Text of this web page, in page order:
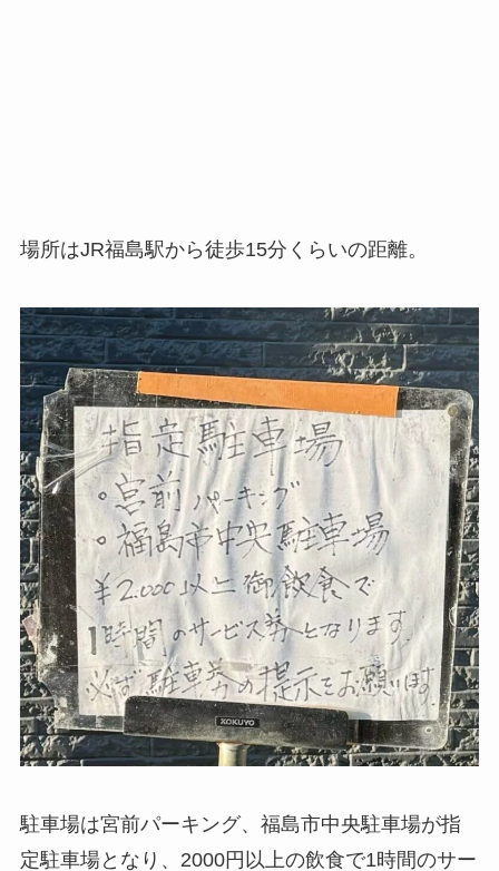
場所はJR福島駅から徒歩15分くらいの距離。
駐車場は宮前パーキング、福島市中央駐車場が指
定駐車場となり、2000円以上の飲食で1時間のサー